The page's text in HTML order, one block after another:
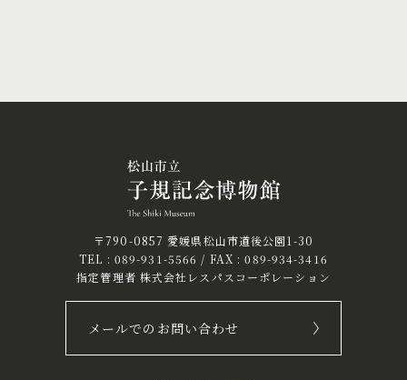
〒790-0857 愛媛県松山市道後公園1-30
TEL : 089-931-5566 / FAX : 089-934-3416
指定管理者 株式会社レスパスコーポレーション
メールでのお問い合わせ